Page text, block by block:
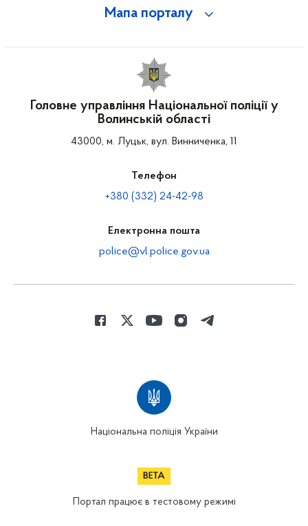
Мапа порталу
Головне управління Національної поліції у
Волинській області
43000, м. Луцьк, вул. Винниченка, 11
Телефон
+380 (332) 24-42-98
Електронна пошта
police@vl.police.gov.ua
Національна поліція України
Портал працює в тестовому режимі